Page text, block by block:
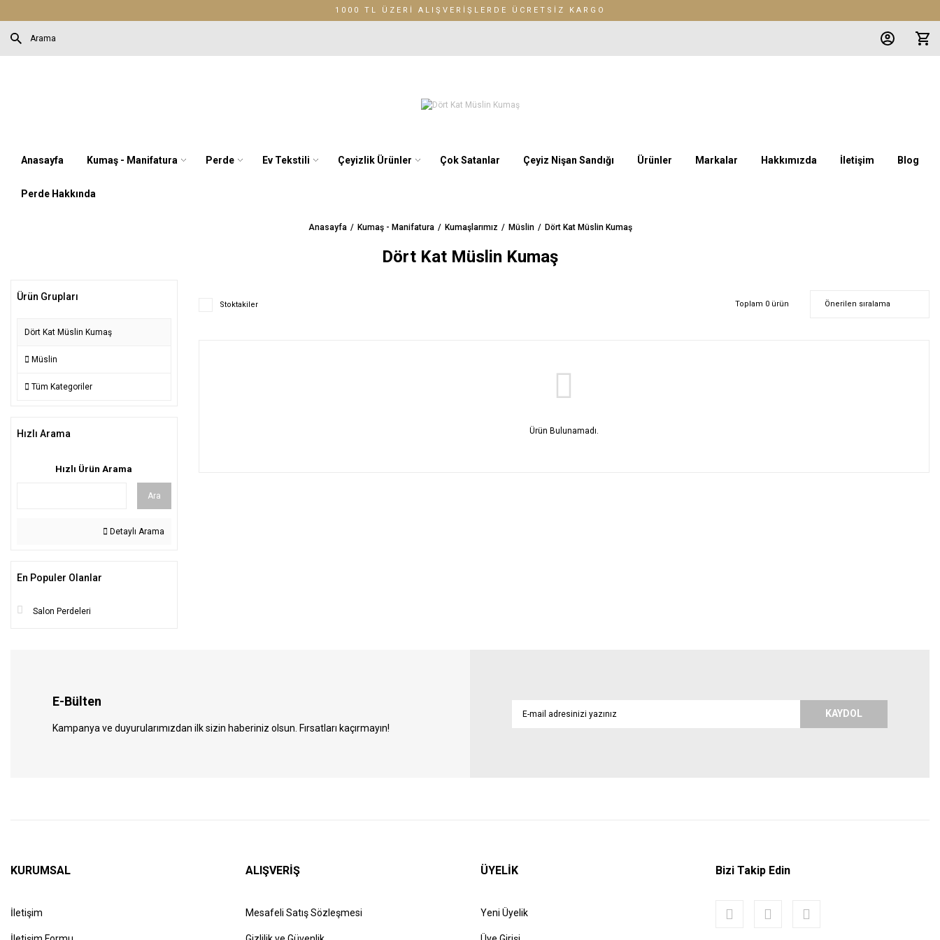
1000 TL ÜZERİ ALIŞVERİŞLERDE ÜCRETSİZ KARGO
Anasayfa Kumaş - Manifatura Perde Ev Tekstili Çeyizlik Ürünler Çok Satanlar Çeyiz Nişan Sandığı Ürünler Markalar Hakkımızda İletişim Blog
Perde Hakkında
Anasayfa Kumaş - Manifatura Kumaşlarımız Müslin Dört Kat Müslin Kumaş
Dört Kat Müslin Kumaş
Ürün Grupları
Dört Kat Müslin Kumaş
Müslin
Tüm Kategoriler
Hızlı Arama
Hızlı Ürün Arama
Ara
Detaylı Arama
En Populer Olanlar
Salon Perdeleri
Stoktakiler Toplam 0 ürün
Ürün Bulunamadı.
E-Bülten
Kampanya ve duyurularımızdan ilk sizin haberiniz olsun. Fırsatları kaçırmayın!
KAYDOL
KURUMSAL
İletişim
ALIŞVERİŞ
Mesafeli Satış Sözleşmesi
ÜYELİK
Yeni Üyelik
Bizi Takip Edin